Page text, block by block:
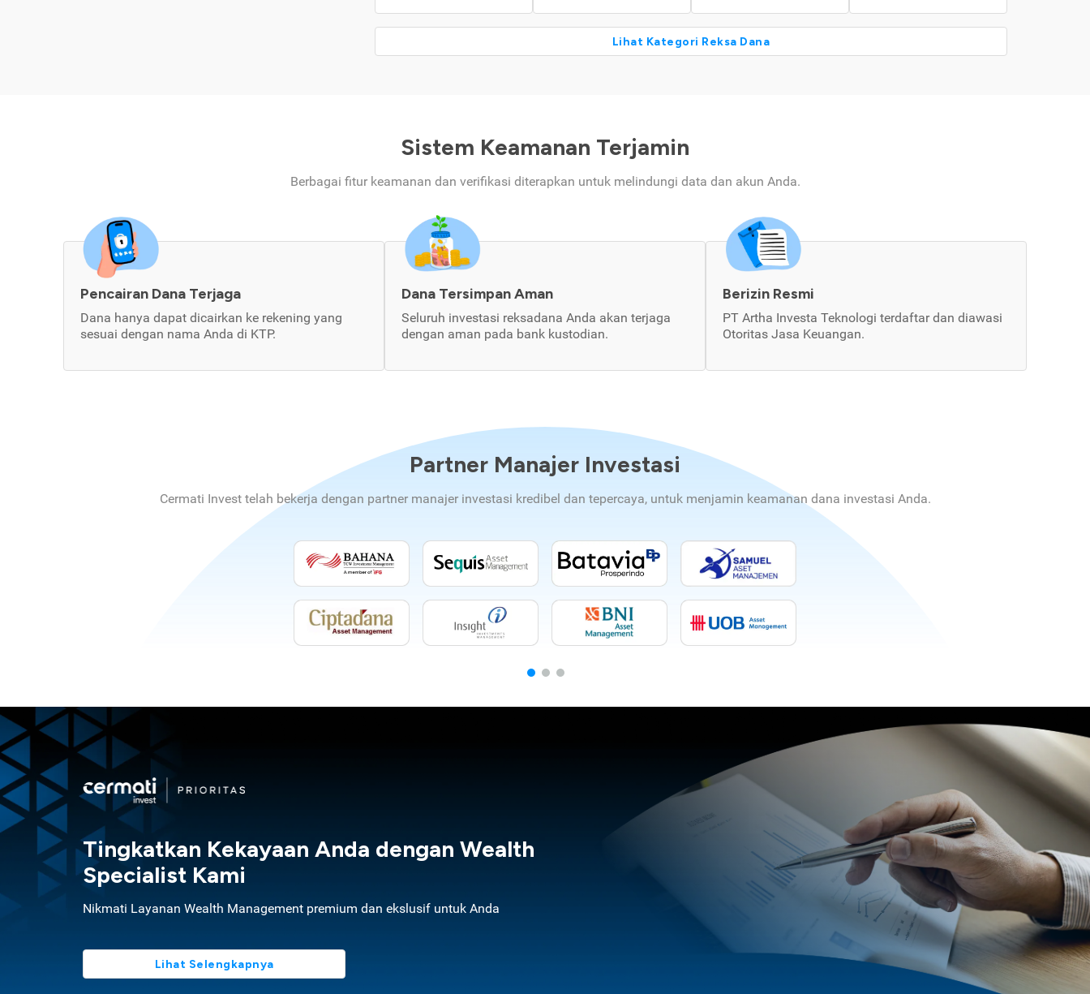
Lihat Kategori Reksa Dana
Sistem Keamanan Terjamin
Berbagai fitur keamanan dan verifikasi diterapkan untuk melindungi data dan akun Anda.
Pencairan Dana Terjaga
Dana hanya dapat dicairkan ke rekening yang
sesuai dengan nama Anda di KTP.
Dana Tersimpan Aman
Seluruh investasi reksadana Anda akan terjaga
dengan aman pada bank kustodian.
Berizin Resmi
PT Artha Investa Teknologi terdaftar dan diawasi
Otoritas Jasa Keuangan.
Partner Manajer Investasi
Cermati Invest telah bekerja dengan partner manajer investasi kredibel dan tepercaya, untuk menjamin keamanan dana investasi Anda.
Tingkatkan Kekayaan Anda dengan Wealth
Specialist Kami
Nikmati Layanan Wealth Management premium dan ekslusif untuk Anda
Lihat Selengkapnya